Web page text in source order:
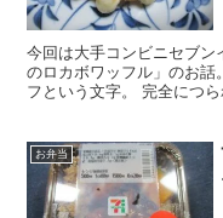
今回は大手コンビニセブン
のロカボワッフル」のお話
フという文字。 完全につ
お弁当